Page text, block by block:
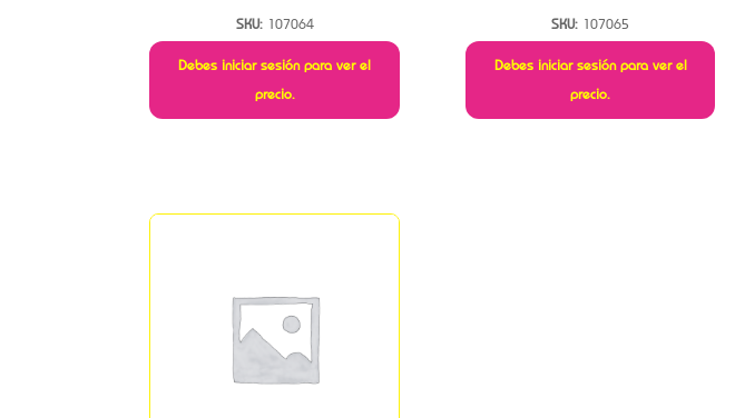
SKU: 107064
Debes iniciar sesión para ver el
precio.
SKU: 107065
Debes iniciar sesión para ver el
precio.